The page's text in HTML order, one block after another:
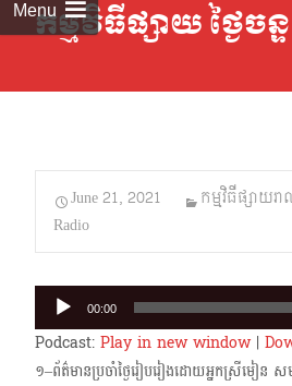
Menuកម្មវិធីផ្សាយ ថ្ងៃចន្
June 21, 2021 កម្មវិធីផ្សាយរា
Radio
Audio
Player
00:00
Podcast: Play in new window|
១–ព័ត៌មានប្រចាំថ្ងៃរៀបរៀងដោយអ្នកស្រីមៀន សម្